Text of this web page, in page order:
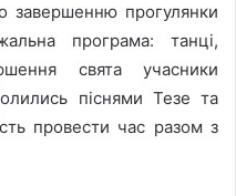
завершенню прогулянки
програма: танці,
свята учасники
піснями Тезе та
провести час разом з